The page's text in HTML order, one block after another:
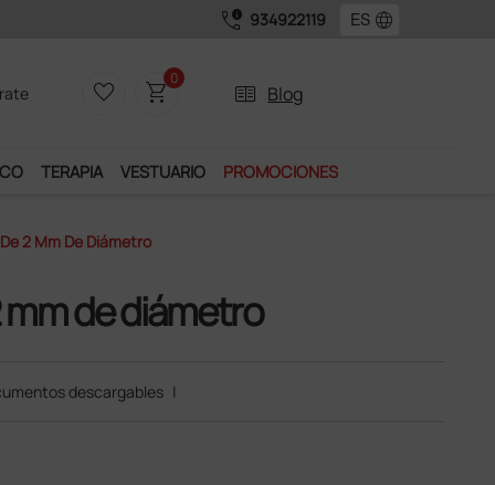
Únete al
call_quality 934922119 language
favorite_border shopping_cart0
two_pager Blog
TERAPIA VESTUARIO PROMOCIONES
2 Mm De Diámetro
de diámetro
descargables |